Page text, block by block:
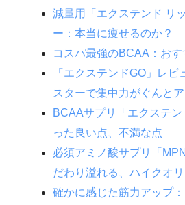
減量用「エクステンド リ
ー：本当に痩せるのか？
コスパ最強のBCAA：お
「エクステンドGO」レ
スターで集中力がぐんと
BCAAサプリ「エクステ
った良い点、不満な点
必須アミノ酸サプリ「
だわり溢れる、ハイクオ
確かに感じた筋力アップ